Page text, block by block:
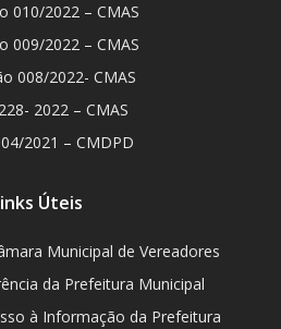
010/2022 – CMAS
009/2022 – CMAS
008/2022- CMAS
2022 – CMAS
2021 – CMDPD
Úteis
Municipal de Vereadores
da Prefeitura Municipal
à Informação da Prefeitura